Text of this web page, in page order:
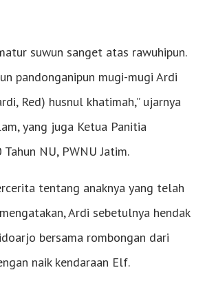
suwun sanget atas rawuhipun.
pandonganipun mugi-mugi Ardi
Red) husnul khatimah,’’ ujarnya
yang juga Ketua Panitia
NU, PWNU Jatim.
tentang anaknya yang telah
Ardi sebetulnya hendak
bersama rombongan dari
naik kendaraan Elf.